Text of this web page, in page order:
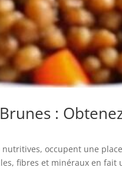
:
occupent une
fibres et minéraux en